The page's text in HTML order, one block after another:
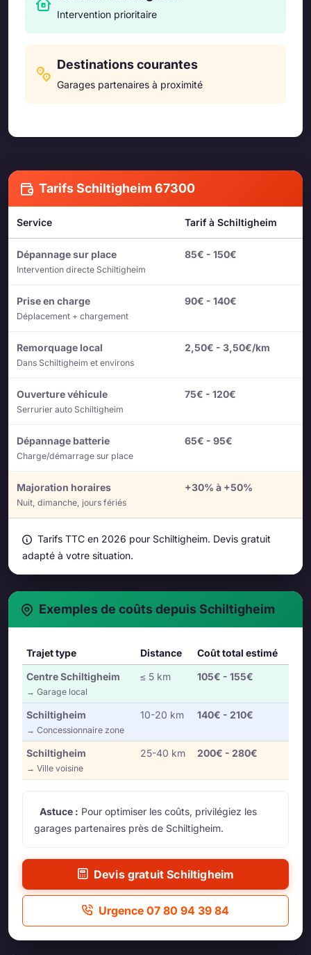
Intervention prioritaire
Destinations courantes
Garages partenaires à proximité
Tarifs Schiltigheim 67300
Service Tarif à Schiltigheim
Dépannage sur place
Intervention directe Schiltigheim
85€ - 150€
Prise en charge
Déplacement + chargement
90€ - 140€
Remorquage local
Dans Schiltigheim et environs
2,50€ - 3,50€/km
Ouverture véhicule
Serrurier auto Schiltigheim
75€ - 120€
Dépannage batterie
Charge/démarrage sur place
65€ - 95€
Majoration horaires
Nuit, dimanche, jours fériés
+30% à +50%
Tarifs TTC en 2026 pour Schiltigheim. Devis gratuit
adapté à votre situation.
Exemples de coûts depuis Schiltigheim
Trajet type Distance
Coût total estimé
Centre Schiltigheim
→ Garage local
≤ 5 km 105€ - 155€
Schiltigheim
→ Concessionnaire zone
10-20 km 140€ - 210€
Schiltigheim
→ Ville voisine
25-40 km 200€ - 280€
Astuce : Pour optimiser les coûts, privilégiez les
garages partenaires près de Schiltigheim.
Devis gratuit Schiltigheim
Urgence 07 80 94 39 84